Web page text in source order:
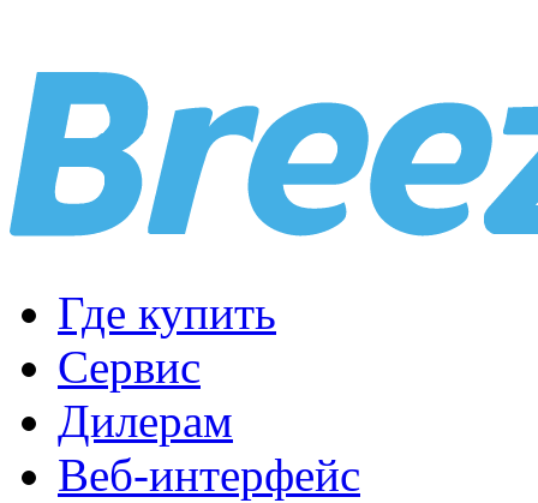
Где купить
Сервис
Дилерам
Веб-интерфейс